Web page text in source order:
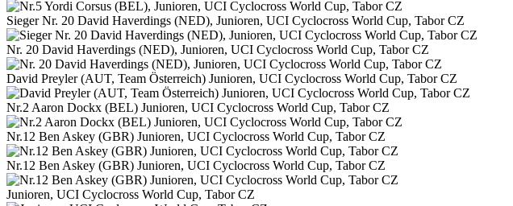
Sieger Nr. 20 David Haverdings (NED), Junioren, UCI Cyclocross World Cup, Tabor CZ
Nr. 20 David Haverdings (NED), Junioren, UCI Cyclocross World Cup, Tabor CZ
David Preyler (AUT, Team Österreich) Junioren, UCI Cyclocross World Cup, Tabor CZ
Nr.2 Aaron Dockx (BEL) Junioren, UCI Cyclocross World Cup, Tabor CZ
Nr.12 Ben Askey (GBR) Junioren, UCI Cyclocross World Cup, Tabor CZ
Nr.12 Ben Askey (GBR) Junioren, UCI Cyclocross World Cup, Tabor CZ
Junioren, UCI Cyclocross World Cup, Tabor CZ